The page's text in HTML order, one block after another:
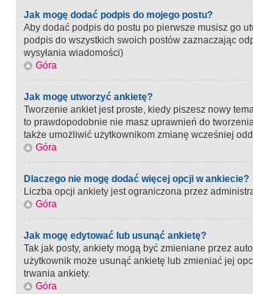
Jak mogę dodać podpis do mojego postu?
Aby dodać podpis do postu po pierwsze musisz go
podpis do wszystkich swoich postów zaznaczając
wysyłania wiadomości)
Góra
Jak mogę utworzyć ankietę?
Tworzenie ankiet jest proste, kiedy piszesz nowy
to prawdopodobnie nie masz uprawnień do
także umożliwić użytkownikom zmianę wcześniej
Góra
Dlaczego nie mogę dodać więcej opcji w ankiecie?
Liczba opcji ankiety jest ograniczona przez
Góra
Jak mogę edytować lub usunąć ankietę?
Tak jak posty, ankiety mogą być zmieniane przez
użytkownik może usunąć ankietę lub zmieniać jej
trwania ankiety.
Góra